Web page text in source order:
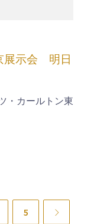
展示会 明日
・カールトン東
5